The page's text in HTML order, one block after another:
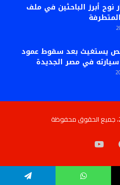
نوح أبرز الباحثين في ملف
يستغيث بعد سقوط عمود
سيارته في مصر الجديدة
فيسبوك‫YouTube